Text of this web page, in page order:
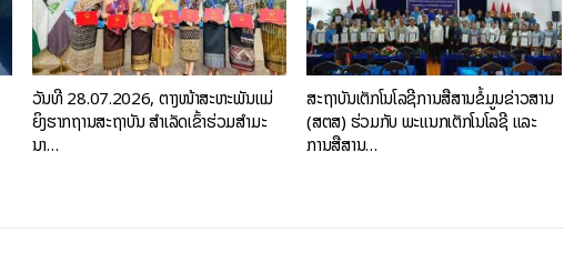
ວັນທີ 28.07.2026, ຕາງໜ້າສະຫະພັນແມ່
ຍິງຮາກຖານສະຖາບັນ ສຳເລັດເຂົ້າຮ່ວມສຳມະ
ນາ…
ສະຖາບັນເຕັກໂນໂລຊີການສື່ສານຂໍ້ມູນຂ່າວສານ
(ສຕສ) ຮ່ວມກັບ ພະແນກເຕັກໂນໂລຊີ ແລະ
ການສື່ສານ…